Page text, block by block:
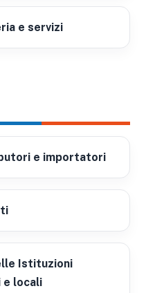
e servizi
e importatori
Istituzioni
e locali